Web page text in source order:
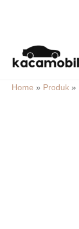
content
Home » Produk »